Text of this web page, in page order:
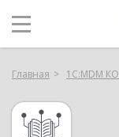
Главная 1С:MDM